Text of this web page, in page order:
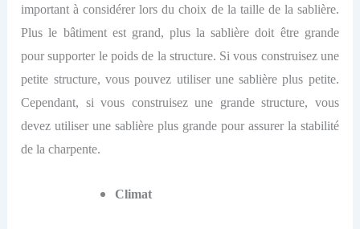
important à considérer lors du choix de la taille de la sablière.
Plus le bâtiment est grand, plus la sablière doit être grande
pour supporter le poids de la structure. Si vous construisez une
petite structure, vous pouvez utiliser une sablière plus petite.
Cependant, si vous construisez une grande structure, vous
devez utiliser une sablière plus grande pour assurer la stabilité
de la charpente.
Climat